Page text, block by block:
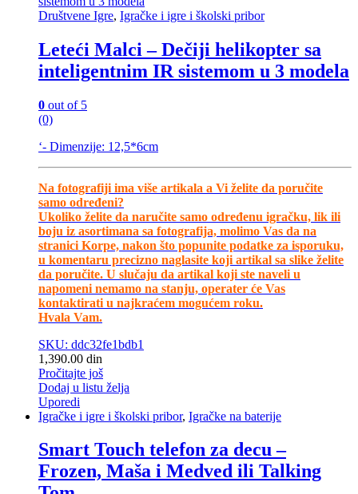
Društvene Igre, Igračke i igre i školski pribor
Leteći Malci – Dečiji helikopter sa
inteligentnim IR sistemom u 3 modela
0 out of 5
(0)
‘- Dimenzije: 12,5*6cm
Na fotografiji ima više artikala a Vi želite da poručite
samo određeni?
Ukoliko želite da naručite samo određenu igračku, lik ili
boju iz asortimana sa fotografija, molimo Vas da na
stranici Korpe, nakon što popunite podatke za isporuku,
u komentaru precizno naglasite koji artikal sa slike želite
da poručite. U slučaju da artikal koji ste naveli u
napomeni nemamo na stanju, operater će Vas
kontaktirati u najkraćem mogućem roku.
Hvala Vam.
SKU: ddc32fe1bdb1
1,390.00 din
Pročitajte još
Dodaj u listu želja
Uporedi
Igračke i igre i školski pribor, Igračke na baterije
Smart Touch telefon za decu –
Frozen, Maša i Medved ili Talking